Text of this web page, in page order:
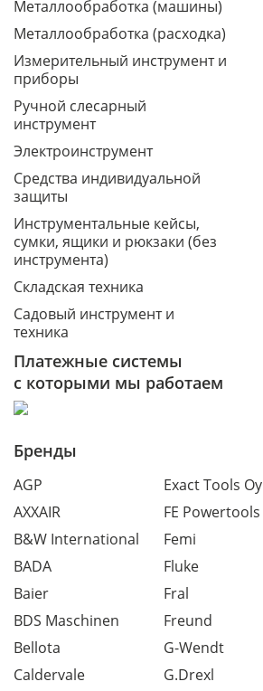
Металлообработка (машины)
Металлообработка (расходка)
Измерительный инструмент и
приборы
Ручной слесарный
инструмент
Электроинструмент
Средства индивидуальной
защиты
Инструментальные кейсы,
сумки, ящики и рюкзаки (без
инструмента)
Складская техника
Садовый инструмент и
техника
Платежные системы
с которыми мы работаем
Бренды
AGP
AXXAIR
B&W International
BADA
Baier
BDS Maschinen
Bellota
Caldervale
Exact Tools Oy
FE Powertools
Femi
Fluke
Fral
Freund
G-Wendt
G.Drexl